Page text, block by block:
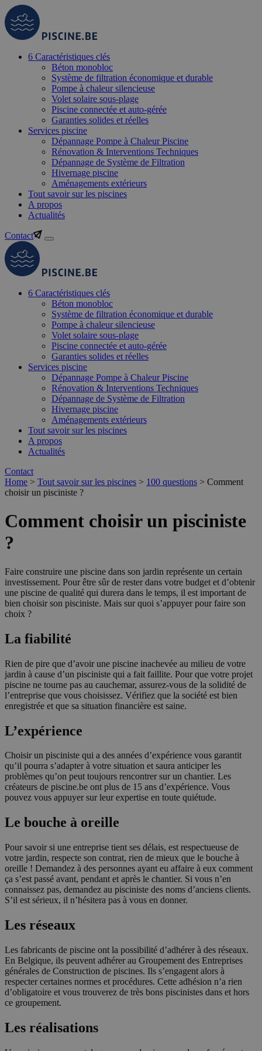
6 Caractéristiques clés
Béton monobloc
Système de filtration économique et durable
Pompe à chaleur silencieuse
Volet solaire sous-plage
Piscine connectée et auto-gérée
Garanties solides et réelles
Services piscine
Dépannage Pompe à Chaleur Piscine
Rénovation & Interventions Techniques
Dépannage de Système de Filtration
Hivernage piscine
Aménagements extérieurs
Tout savoir sur les piscines
A propos
Actualités
Contact
6 Caractéristiques clés
Béton monobloc
Système de filtration économique et durable
Pompe à chaleur silencieuse
Volet solaire sous-plage
Piscine connectée et auto-gérée
Garanties solides et réelles
Services piscine
Dépannage Pompe à Chaleur Piscine
Rénovation & Interventions Techniques
Dépannage de Système de Filtration
Hivernage piscine
Aménagements extérieurs
Tout savoir sur les piscines
A propos
Actualités
Contact
Home > Tout savoir sur les piscines > 100 questions > Comment
choisir un pisciniste ?
Comment choisir un pisciniste
?
Faire construire une piscine dans son jardin représente un certain
investissement. Pour être sûr de rester dans votre budget et d’obtenir
une piscine de qualité qui durera dans le temps, il est important de
bien choisir son pisciniste. Mais sur quoi s’appuyer pour faire son
choix ?
La fiabilité
Rien de pire que d’avoir une piscine inachevée au milieu de votre
jardin à cause d’un pisciniste qui a fait faillite. Pour que votre projet
piscine ne tourne pas au cauchemar, assurez-vous de la solidité de
l’entreprise que vous choisissez. Vérifiez que la société est bien
enregistrée et que sa situation financière est saine.
L’expérience
Choisir un pisciniste qui a des années d’expérience vous garantit
qu’il pourra s’adapter à votre situation et saura anticiper les
problèmes qu’on peut toujours rencontrer sur un chantier. Les
créateurs de piscine.be ont plus de 15 ans d’expérience. Vous
pouvez vous appuyer sur leur expertise en toute quiétude.
Le bouche à oreille
Pour savoir si une entreprise tient ses délais, est respectueuse de
votre jardin, respecte son contrat, rien de mieux que le bouche à
oreille ! Demandez à des personnes ayant eu affaire à eux comment
ça s’est passé avant, pendant et après le chantier. Si vous n’en
connaissez pas, demandez au pisciniste des noms d’anciens clients.
S’il est sérieux, il n’hésitera pas à vous en donner.
Les réseaux
Les fabricants de piscine ont la possibilité d’adhérer à des réseaux.
En Belgique, ils peuvent adhérer au Groupement des Entreprises
générales de Construction de piscines. Ils s’engagent alors à
respecter certaines normes et procédures. Cette adhésion n’a rien
d’obligatoire et vous trouverez de très bons piscinistes dans et hors
ce groupement.
Les réalisations